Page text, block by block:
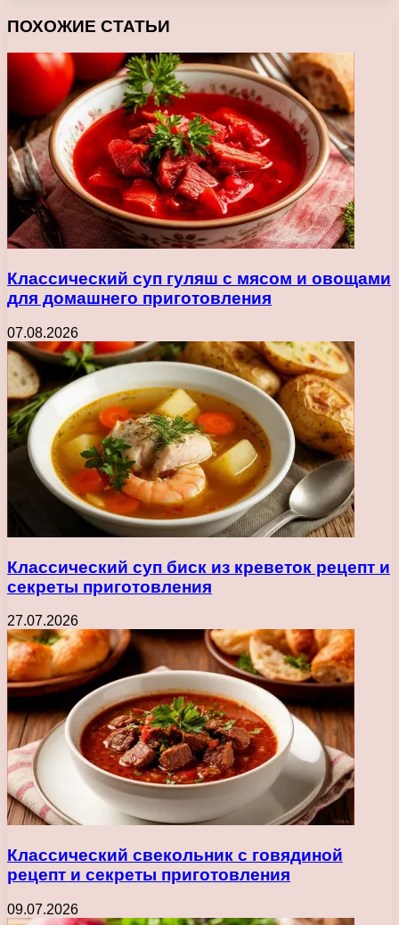
ПОХОЖИЕ СТАТЬИ
Классический суп гуляш с мясом и овощами
для домашнего приготовления
07.08.2026
Классический суп биск из креветок рецепт и
секреты приготовления
27.07.2026
Классический свекольник с говядиной
рецепт и секреты приготовления
09.07.2026